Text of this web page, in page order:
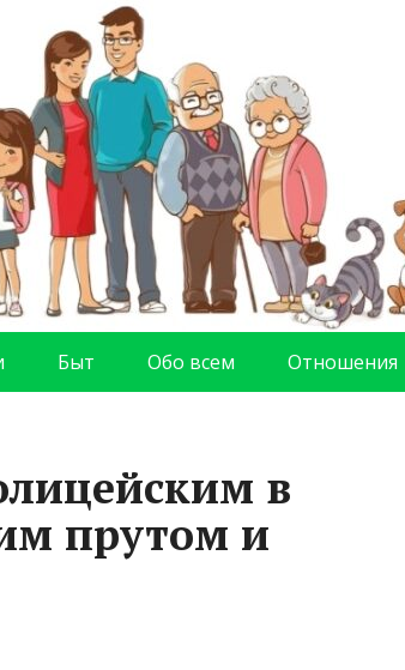
Быт Обо всем Отношения
в
прутом и